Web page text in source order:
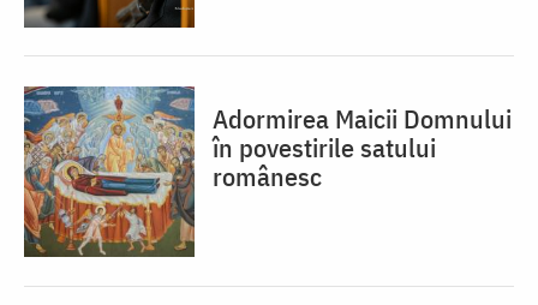
Adormirea Maicii Domnului
în povestirile satului
românesc